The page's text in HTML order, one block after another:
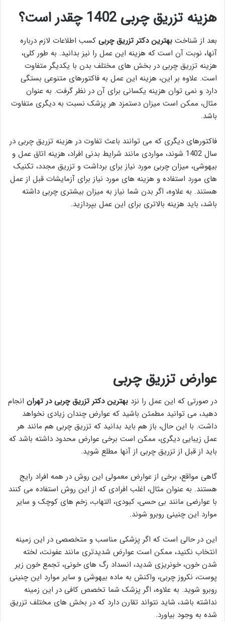
هزینه تزریق چربی 1402 چقدر است؟
بعد از شناخت بهترین دکتر تزریق چربی کسب اطلاعات لازم درباره
آنها، نوبت آن است که هزینه این عمل را نیز بدانید. به طور کلی،
هزینه تزریق چربی در بخش های مختلف بدن با یکدیگر متفاوت
است. علاوه بر این، هزینه این عمل به فاکتورهای متنوعی بستگی
دارد و نمی توان هزینه یکسانی برای آن در نظر گرفت. به عنوان
مثال، ممکن است میزان دستمزد هر پزشک نسبت به دیگری متفاوت
باشد.
فاکتورهای دیگری که می توانند باعث تفاوت در هزینه تزریق چربی در
سال 1402 شوند، مواردی مانند شرایط بدنی افراد، هزینه اتاق عمل و
بیهوشی، میزان چربی مورد نیاز برای برداشت و تزریق مجدد، تکنیک
های مورد استفاده و هزینه های مورد نیاز برای آزمایشات قبل از عمل
هستند. به علاوه، اگر بدن شما نیاز به میزان بیشتری چربی داشته
باشد، باید هزینه بالاتری برای این عمل بپردازید.
عوارض تزریق چربی
در صورتی که این عمل را نزد بهترین دکتر تزریق چربی در تهران انجام
دهید، می توانید مطمئن باشید که عوارض چندان زیادی نخواهد
داشت. با این حال، باز هم باید بدانید که تزریق چربی هم مانند هر
عمل زیبایی دیگری، ممکن است برخی عوارض محدود داشته باشد که
باید از قبل از تزریق چربی از آنها مطلع شوید.
گاهی مواقع، برخی از عوارض معمولی این روش در همه افراد رایج
هستند. به عنوان مثال، اغلب افرادی که از این روش استفاده می کنند
با عوارضی مانند بی حسی، کبودی، التهاب، زخم های کوچک و سایر
موارد این چنینی روبرو شوند.
این در حالی است که اگر پزشکی مناسب و متخصصی در این زمینه
انتخاب نکنید، ممکن است عوارض شدیدتری مانند عفونت، لخته
شدن خون، خونریزی شدید، انسداد رگ های خونی، تجمع خون زیر
پوست، نکروز چربی، واکنش به ماده بیهوشی و سایر موارد این چنینی
روبرو شوید. به علاوه، اگر پزشک شما تخصص کافی در این زمینه
نداشته باشد، شاید نتواند تقارن دارد که در بخش های مختلف تزریق
شده به وجود بیاورد.